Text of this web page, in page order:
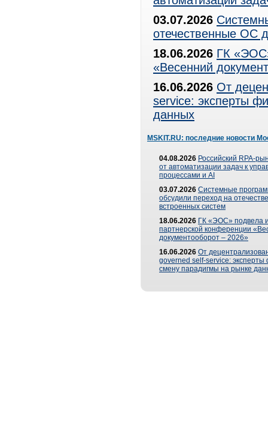
03.07.2026
отечественные ОС
18.06.2026 ГК
«Весенний
16.06.2026 От
service: эксперты
данных
MSKIT.RU: последние новости
04.08.2026 Российский RPA-
от автоматизации задач к
процессами и AI
03.07.2026 Системные
обсудили переход на
встроенных систем
18.06.2026 ГК «ЭОС» подвела
партнерской конференции
документооборот – 2026»
16.06.2026 От
governed self-service: эксперты
смену парадигмы на рынке